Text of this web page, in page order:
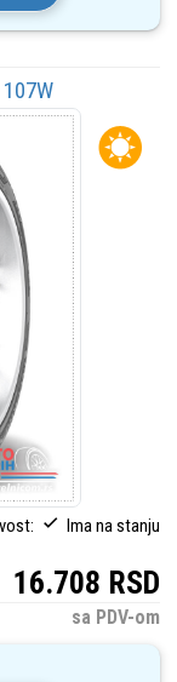
Ima na stanju
16.708 RSD
sa PDV-om